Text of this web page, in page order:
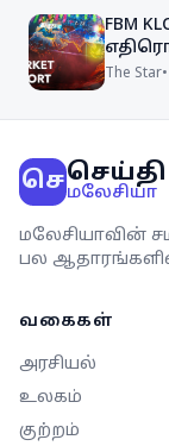
FBM
The Star•
செசெய்தி
மலேசியா
மலேசியாவின்
பல
வகைகள்
அரசியல்
உலகம்
குற்றம்